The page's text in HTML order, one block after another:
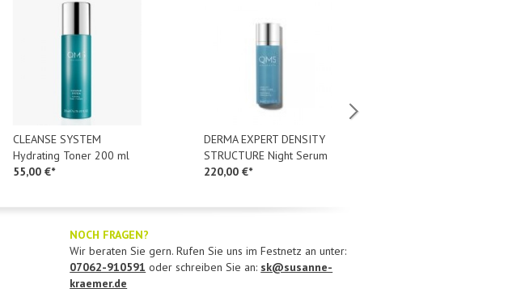
CLEANSE SYSTEM
Hydrating Toner 200 ml
55,00 €*
DERMA EXPERT DENSITY
STRUCTURE Night Serum
220,00 €*
NOCH FRAGEN?
Wir beraten Sie gern. Rufen Sie uns im Festnetz an unter:
07062-910591 oder schreiben Sie an: sk@susanne-
kraemer.de